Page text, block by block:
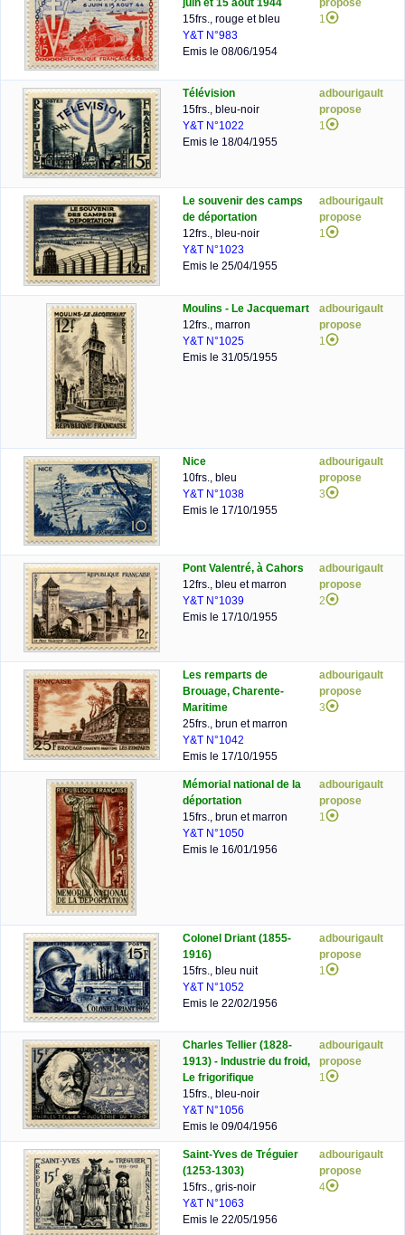
juin et 15 août 1944
15frs., rouge et bleu
Y&T N°983
Emis le 08/06/1954
propose
1
Télévision
15frs., bleu-noir
Y&T N°1022
Emis le 18/04/1955
adbourigault
propose
1
Le souvenir des camps
de déportation
12frs., bleu-noir
Y&T N°1023
Emis le 25/04/1955
adbourigault
propose
1
Moulins - Le Jacquemart
12frs., marron
Y&T N°1025
Emis le 31/05/1955
adbourigault
propose
1
Nice
10frs., bleu
Y&T N°1038
Emis le 17/10/1955
adbourigault
propose
3
Pont Valentré, à Cahors
12frs., bleu et marron
Y&T N°1039
Emis le 17/10/1955
adbourigault
propose
2
Les remparts de
Brouage, Charente-
Maritime
25frs., brun et marron
Y&T N°1042
Emis le 17/10/1955
adbourigault
propose
3
Mémorial national de la
déportation
15frs., brun et marron
Y&T N°1050
Emis le 16/01/1956
adbourigault
propose
1
Colonel Driant (1855-
1916)
15frs., bleu nuit
Y&T N°1052
Emis le 22/02/1956
adbourigault
propose
1
Charles Tellier (1828-
1913) - Industrie du froid,
Le frigorifique
15frs., bleu-noir
Y&T N°1056
Emis le 09/04/1956
adbourigault
propose
1
Saint-Yves de Tréguier
(1253-1303)
15frs., gris-noir
Y&T N°1063
Emis le 22/05/1956
adbourigault
propose
4